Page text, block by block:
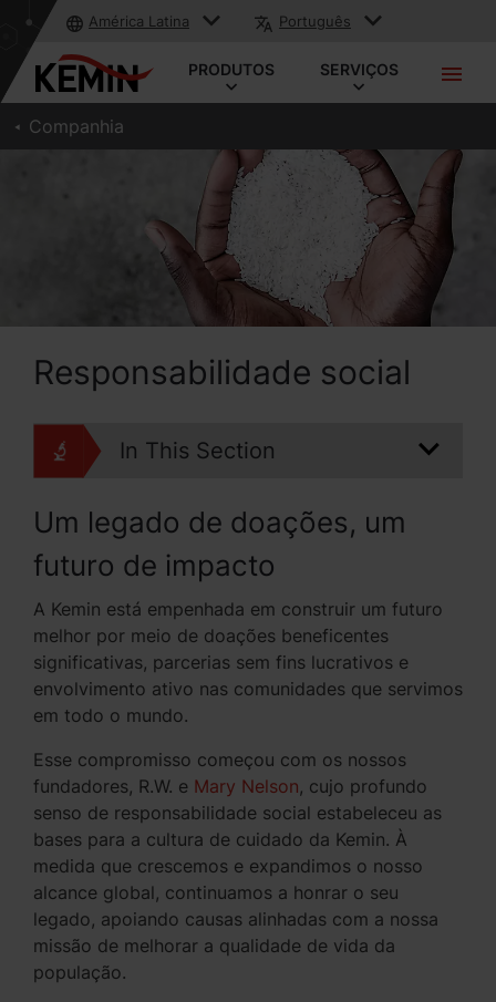
América Latina Português
PRODUTOS SERVIÇOS
Companhia
Responsabilidade social
In This Section
Um legado de doações, um
futuro de impacto
A Kemin está empenhada em construir um futuro
melhor por meio de doações beneficentes
significativas, parcerias sem fins lucrativos e
envolvimento ativo nas comunidades que servimos
em todo o mundo.
Esse compromisso começou com os nossos
fundadores, R.W. e Mary Nelson, cujo profundo
senso de responsabilidade social estabeleceu as
bases para a cultura de cuidado da Kemin. À
medida que crescemos e expandimos o nosso
alcance global, continuamos a honrar o seu
legado, apoiando causas alinhadas com a nossa
missão de melhorar a qualidade de vida da
população.